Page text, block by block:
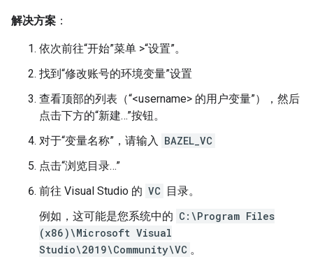
解决方案 ：
依次前往“开始”菜单 >“设置”。
找到“修改账号的环境变量”设置
查看顶部的列表（“<username> 的用户变量”），然后
点击下方的“新建…”按钮。
对于“变量名称”，请输入 BAZEL_VC
点击“浏览目录…”
前往 Visual Studio 的 VC 目录。
例如，这可能是您系统中的 C:\Program Files
(x86)\Microsoft Visual
Studio\2019\Community\VC 。